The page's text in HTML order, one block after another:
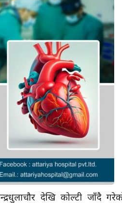
धुलाचौर देखि कोल्टी जाँदै